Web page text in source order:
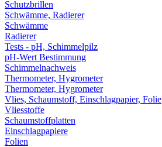
Schutzbrillen
Schwämme, Radierer
Schwämme
Radierer
Tests - pH, Schimmelpilz
pH-Wert Bestimmung
Schimmelnachweis
Thermometer, Hygrometer
Thermometer, Hygrometer
Vlies, Schaumstoff, Einschlagpapier, Folie
Vliesstoffe
Schaumstoffplatten
Einschlagpapiere
Folien